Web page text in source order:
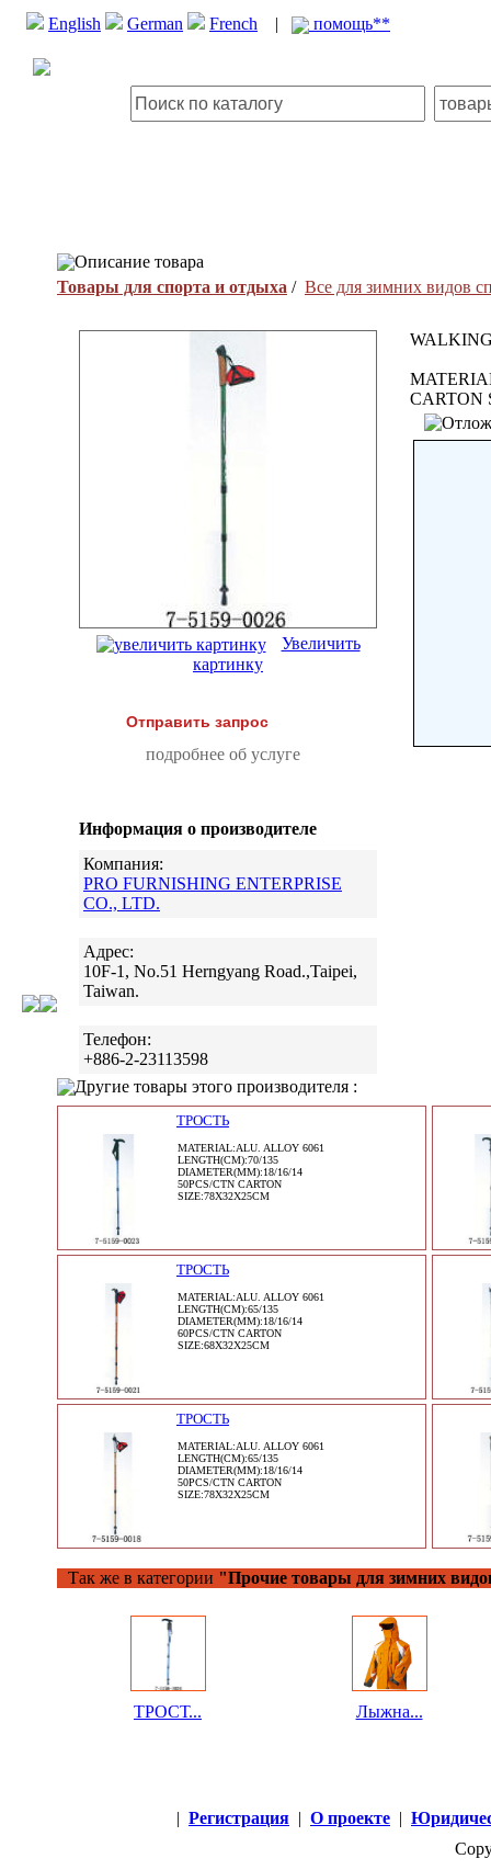
English German French | помощь**
Описание товара
Товары для спорта и отдыха / Все для зимних видов
Увеличить
картинку
Отправить запрос
подробнее об услуге
Информация о производителе
Компания:
PRO FURNISHING ENTERPRISE
CO., LTD.
Адрес:
10F-1, No.51 Herngyang Road.,Taipei,
Taiwan.
Телефон:
+886-2-23113598
CARTON
Другие товары этого производителя :
ТРОСТЬ
MATERIAL:ALU. ALLOY 6061
LENGTH(CM):70/135
DIAMETER(MM):18/16/14
50PCS/CTN CARTON
SIZE:78X32X25CM
ТРОСТЬ
MATERIAL:ALU. ALLOY 6061
LENGTH(CM):65/135
DIAMETER(MM):18/16/14
60PCS/CTN CARTON
SIZE:68X32X25CM
ТРОСТЬ
MATERIAL:ALU. ALLOY 6061
LENGTH(CM):65/135
DIAMETER(MM):18/16/14
50PCS/CTN CARTON
SIZE:78X32X25CM
Так же в категории "Прочие товары для зимних
ТРОСТ... Лыжна...
| Регистрация | О проекте |